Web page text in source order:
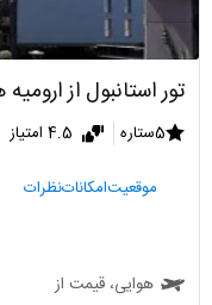
تور استانبول از
5ستاره 4.5 امتیاز
موقعیتامکاناتنظرات
هوایی، قیمت از